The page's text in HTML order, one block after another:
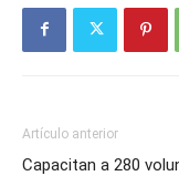
Artículo anterior
Capacitan a 280